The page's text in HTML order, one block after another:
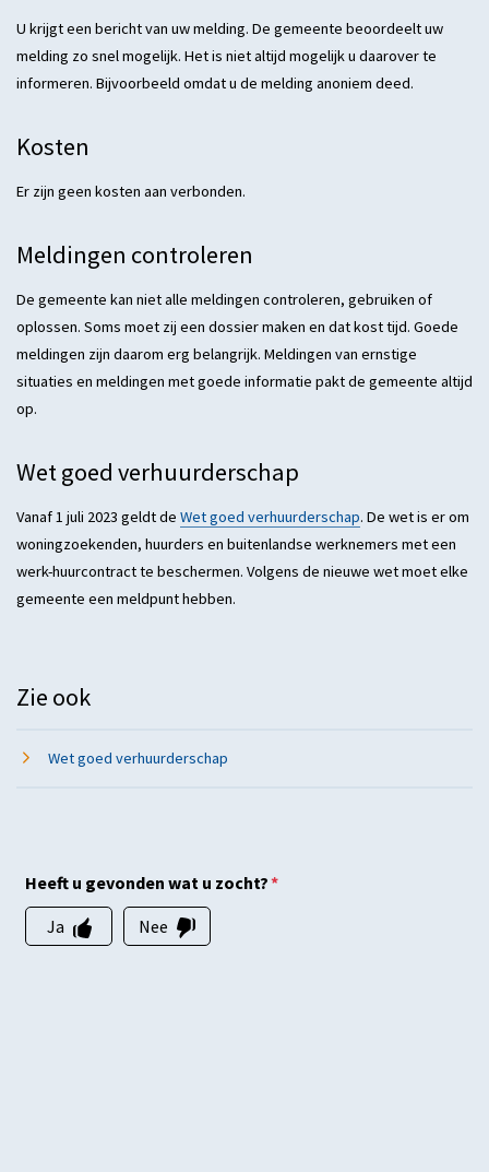
U krijgt een bericht van uw melding. De gemeente beoordeelt uw
melding zo snel mogelijk. Het is niet altijd mogelijk u daarover te
informeren. Bijvoorbeeld omdat u de melding anoniem deed.
Kosten
Er zijn geen kosten aan verbonden.
Meldingen controleren
De gemeente kan niet alle meldingen controleren, gebruiken of
oplossen. Soms moet zij een dossier maken en dat kost tijd. Goede
meldingen zijn daarom erg belangrijk. Meldingen van ernstige
situaties en meldingen met goede informatie pakt de gemeente altijd
op.
Wet goed verhuurderschap
Vanaf 1 juli 2023 geldt de Wet goed verhuurderschap. De wet is er om
woningzoekenden, huurders en buitenlandse werknemers met een
werk-huurcontract te beschermen. Volgens de nieuwe wet moet elke
gemeente een meldpunt hebben.
Zie ook
Wet goed verhuurderschap
Heeft u gevonden wat u zocht?*
Ja
Nee